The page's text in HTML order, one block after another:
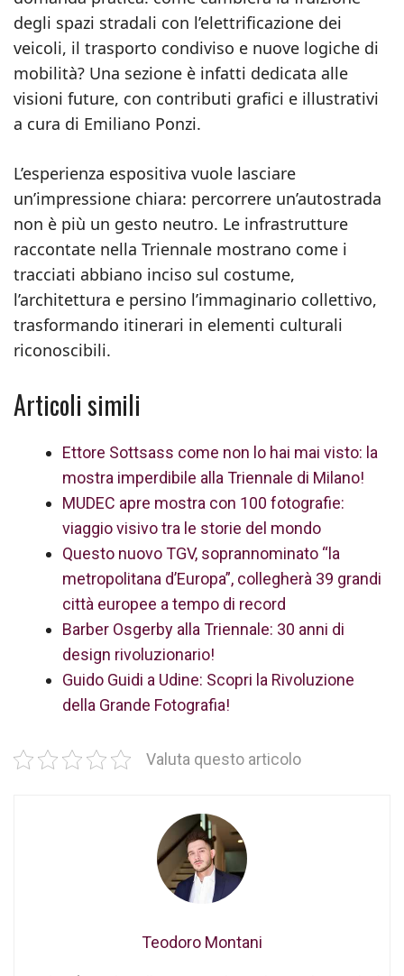
degli spazi stradali con l’elettrificazione dei
veicoli, il trasporto condiviso e nuove logiche di
mobilità? Una sezione è infatti dedicata alle
visioni future, con contributi grafici e illustrativi
a cura di Emiliano Ponzi.
L’esperienza espositiva vuole lasciare
un’impressione chiara: percorrere un’autostrada
non è più un gesto neutro. Le infrastrutture
raccontate nella Triennale mostrano come i
tracciati abbiano inciso sul costume,
l’architettura e persino l’immaginario collettivo,
trasformando itinerari in elementi culturali
riconoscibili.
Articoli simili
Ettore Sottsass come non lo hai mai visto: la
mostra imperdibile alla Triennale di Milano!
MUDEC apre mostra con 100 fotografie:
viaggio visivo tra le storie del mondo
Questo nuovo TGV, soprannominato “la
metropolitana d’Europa”, collegherà 39 grandi
città europee a tempo di record
Barber Osgerby alla Triennale: 30 anni di
design rivoluzionario!
Guido Guidi a Udine: Scopri la Rivoluzione
della Grande Fotografia!
Valuta questo articolo
Teodoro Montani